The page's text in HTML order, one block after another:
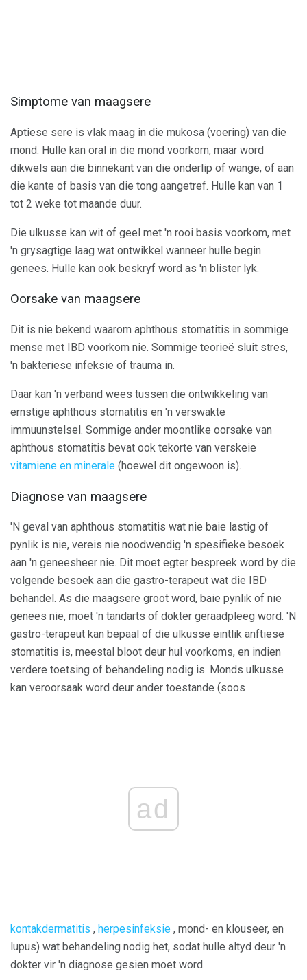
Simptome van maagsere
Aptiese sere is vlak maag in die mukosa (voering) van die
mond. Hulle kan oral in die mond voorkom, maar word
dikwels aan die binnekant van die onderlip of wange, of aan
die kante of basis van die tong aangetref. Hulle kan van 1
tot 2 weke tot maande duur.
Die ulkusse kan wit of geel met 'n rooi basis voorkom, met
'n grysagtige laag wat ontwikkel wanneer hulle begin
genees. Hulle kan ook beskryf word as 'n blister lyk.
Oorsake van maagsere
Dit is nie bekend waarom aphthous stomatitis in sommige
mense met IBD voorkom nie. Sommige teorieë sluit stres,
'n bakteriese infeksie of trauma in.
Daar kan 'n verband wees tussen die ontwikkeling van
ernstige aphthous stomatitis en 'n verswakte
immuunstelsel. Sommige ander moontlike oorsake van
aphthous stomatitis bevat ook tekorte van verskeie
vitamiene en minerale (hoewel dit ongewoon is).
Diagnose van maagsere
'N geval van aphthous stomatitis wat nie baie lastig of
pynlik is nie, vereis nie noodwendig 'n spesifieke besoek
aan 'n geneesheer nie. Dit moet egter bespreek word by die
volgende besoek aan die gastro-terapeut wat die IBD
behandel. As die maagsere groot word, baie pynlik of nie
genees nie, moet 'n tandarts of dokter geraadpleeg word. 'N
gastro-terapeut kan bepaal of die ulkusse eintlik anftiese
stomatitis is, meestal bloot deur hul voorkoms, en indien
verdere toetsing of behandeling nodig is. Monds ulkusse
kan veroorsaak word deur ander toestande (soos
ad
kontakdermatitis , herpesinfeksie , mond- en klouseer, en
lupus) wat behandeling nodig het, sodat hulle altyd deur 'n
dokter vir 'n diagnose gesien moet word.